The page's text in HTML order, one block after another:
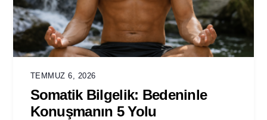
TEMMUZ 6, 2026
Somatik Bilgelik: Bedeninle
Konuşmanın 5 Yolu